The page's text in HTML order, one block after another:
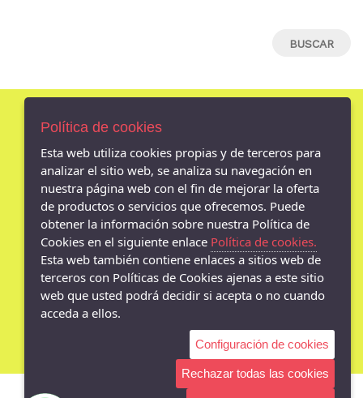
44
45
46
47
48
49
KELARA
CHIKA10
TULIPANO
PASOS DE BAILE
J´HAYBER
BATILAS
VULCA-BICHA
GARZÓN
48 HORAS
AVISO LEGAL
POLÍTICA DE COOKIES
ENVÍOS Y DEVOLUCIONES
POLÍTICA DE PRIVACIDAD
- Av. Madrid 18 bajo, Jaén - 23001 (Jaén)
953080790
Política de cookies
Esta web utiliza cookies propias y de terceros para
analizar el sitio web, se analiza su navegación en
nuestra página web con el fin de mejorar la oferta
de productos o servicios que ofrecemos. Puede
obtener la información sobre nuestra Política de
Cookies en el siguiente enlace Política de cookies.
Esta web también contiene enlaces a sitios web de
terceros con Políticas de Cookies ajenas a este sitio
web que usted podrá decidir si acepta o no cuando
acceda a ellos.
Configuración de cookies
Rechazar todas las cookies